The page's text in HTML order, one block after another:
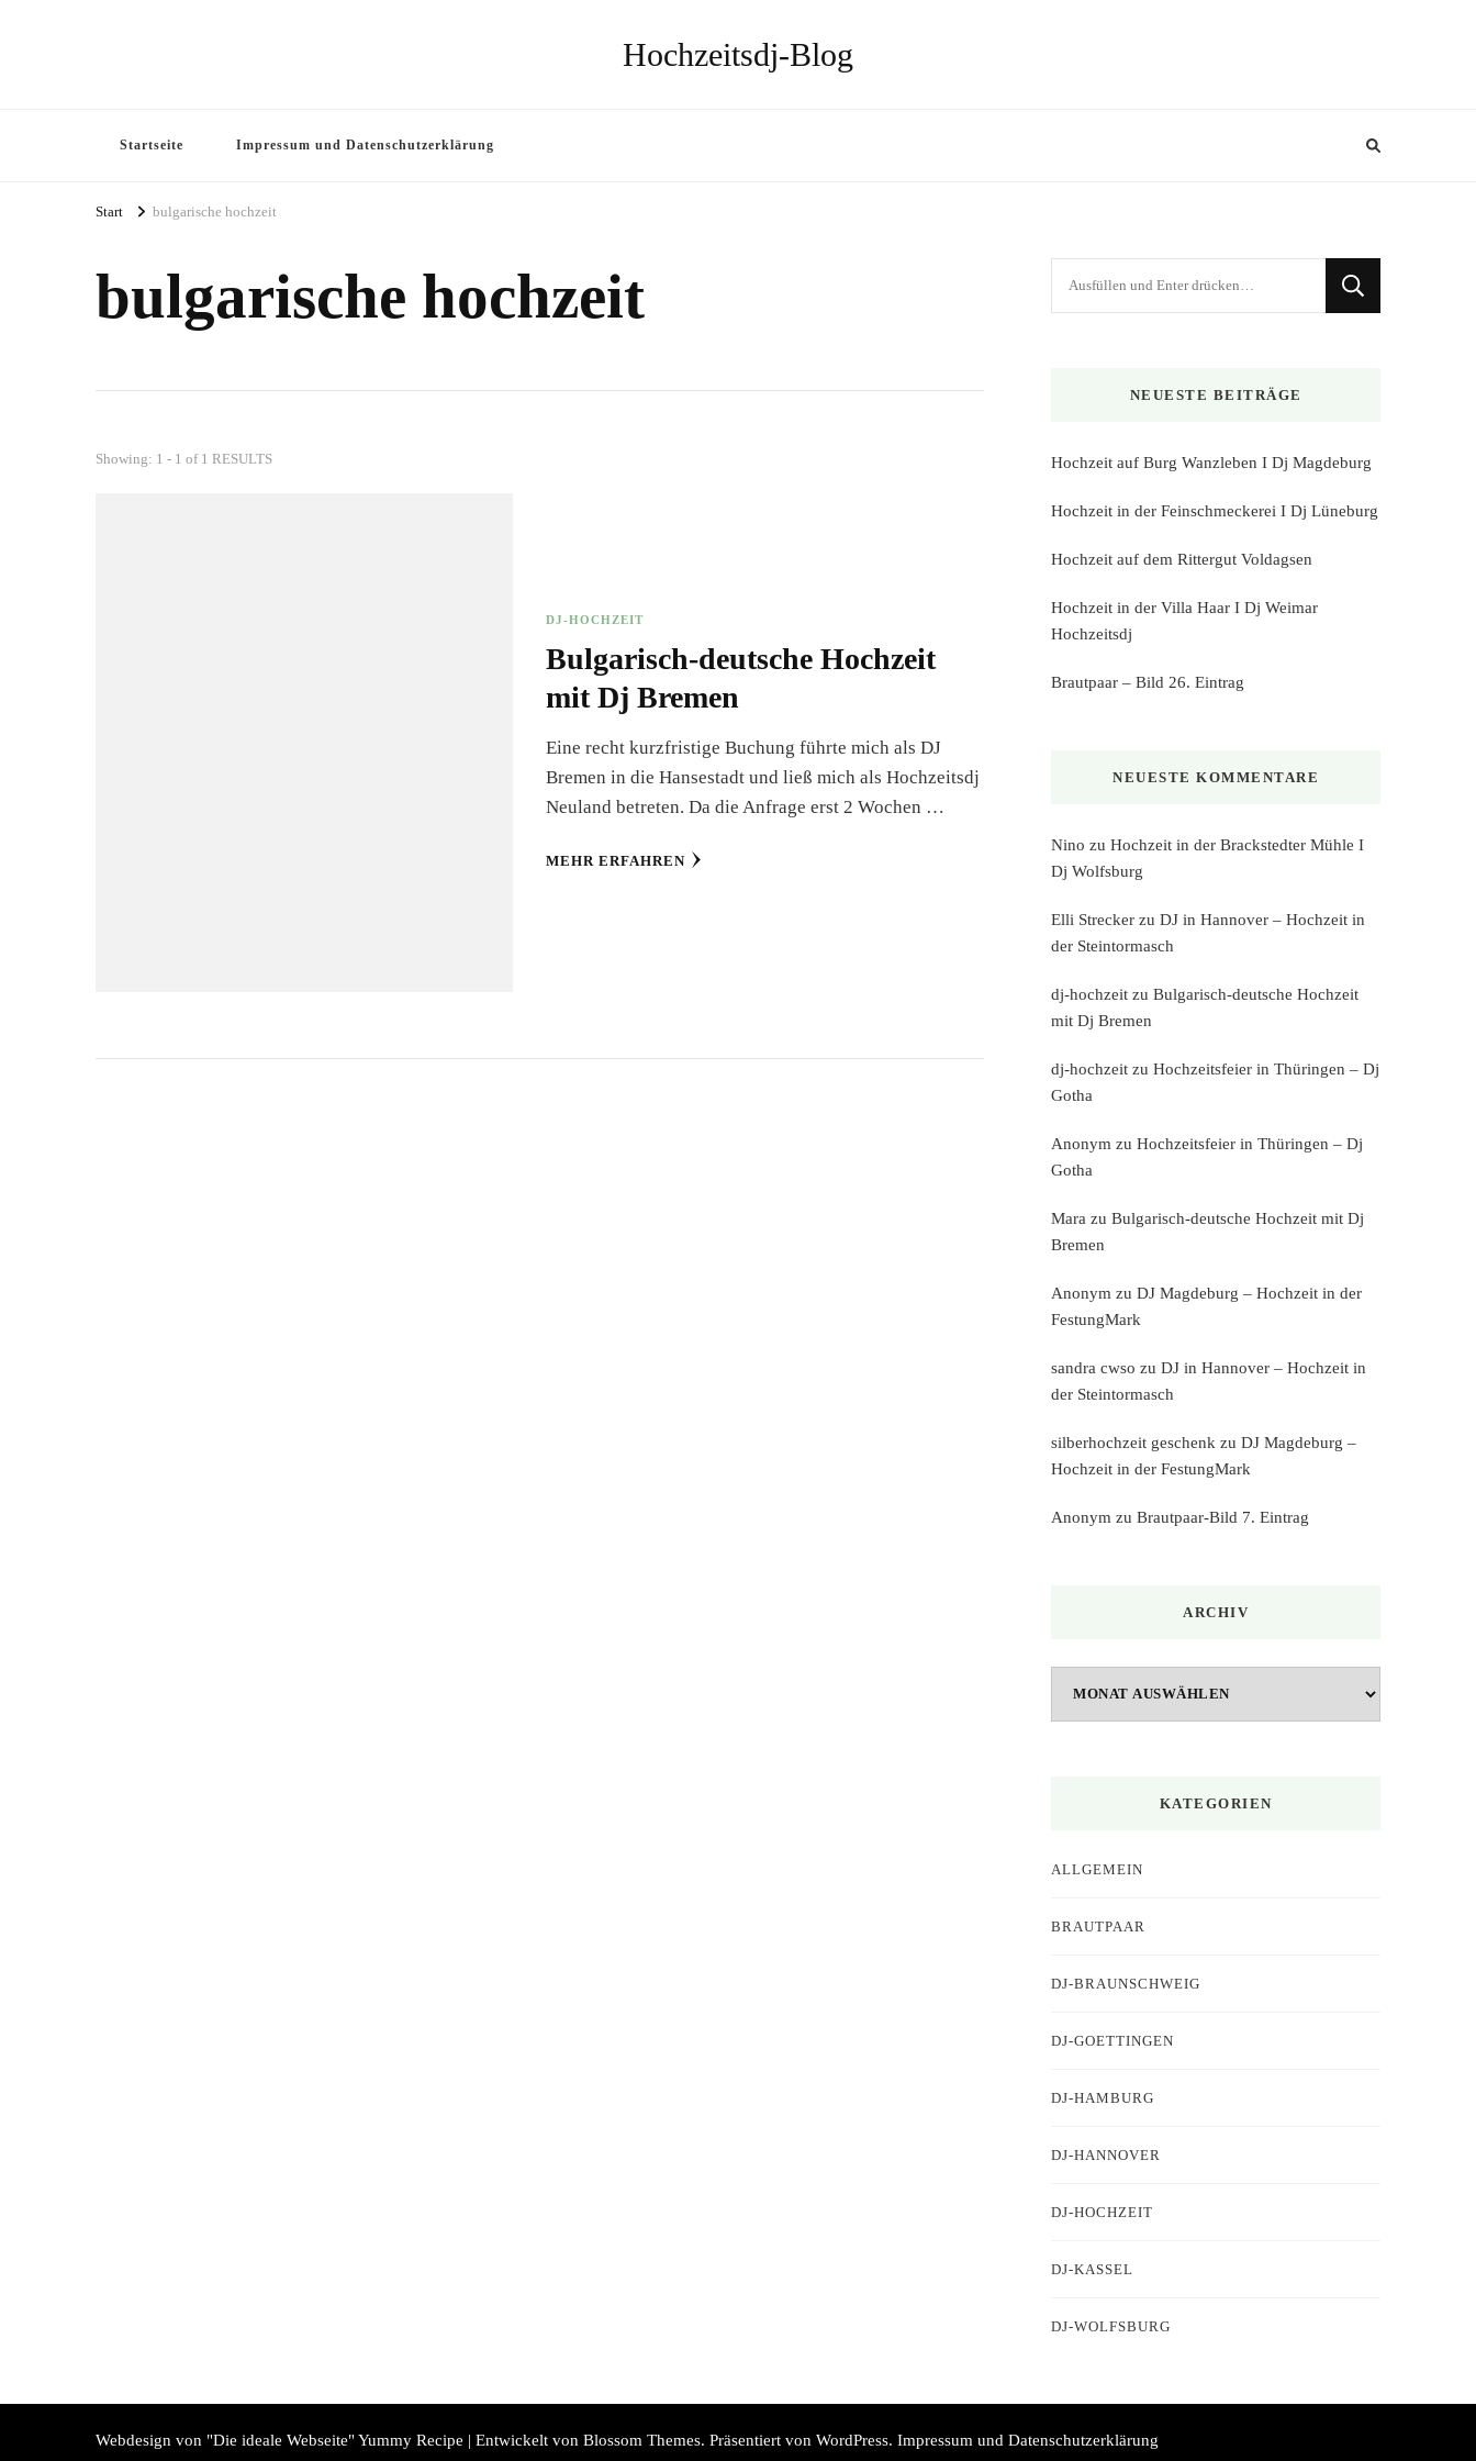
Hochzeitsdj-Blog
Startseite Impressum und Datenschutzerklärung
Start bulgarische hochzeit
bulgarische hochzeit
Showing: 1 - 1 of 1 RESULTS
DJ-HOCHZEIT
Bulgarisch-deutsche Hochzeit
mit Dj Bremen
Eine recht kurzfristige Buchung führte mich als DJ
Bremen in die Hansestadt und ließ mich als Hochzeitsdj
Neuland betreten. Da die Anfrage erst 2 Wochen …
MEHR ERFAHREN
NEUESTE BEITRÄGE
Hochzeit auf Burg Wanzleben I Dj Magdeburg
Hochzeit in der Feinschmeckerei I Dj Lüneburg
Hochzeit auf dem Rittergut Voldagsen
Hochzeit in der Villa Haar I Dj Weimar
Hochzeitsdj
Brautpaar – Bild 26. Eintrag
NEUESTE KOMMENTARE
Nino zu Hochzeit in der Brackstedter Mühle I
Dj Wolfsburg
Elli Strecker zu DJ in Hannover – Hochzeit in
der Steintormasch
dj-hochzeit zu Bulgarisch-deutsche Hochzeit
mit Dj Bremen
dj-hochzeit zu Hochzeitsfeier in Thüringen – Dj
Gotha
Anonym zu Hochzeitsfeier in Thüringen – Dj
Gotha
Mara zu Bulgarisch-deutsche Hochzeit mit Dj
Bremen
Anonym zu DJ Magdeburg – Hochzeit in der
FestungMark
sandra cwso zu DJ in Hannover – Hochzeit in
der Steintormasch
silberhochzeit geschenk zu DJ Magdeburg –
Hochzeit in der FestungMark
Anonym zu Brautpaar-Bild 7. Eintrag
ARCHIV
KATEGORIEN
ALLGEMEIN
BRAUTPAAR
DJ-BRAUNSCHWEIG
DJ-GOETTINGEN
DJ-HAMBURG
DJ-HANNOVER
DJ-HOCHZEIT
DJ-KASSEL
DJ-WOLFSBURG
Webdesign von "Die ideale Webseite"Yummy Recipe | Entwickelt von Blossom Themes. Präsentiert von WordPress. Impressum und Datenschutzerklärung